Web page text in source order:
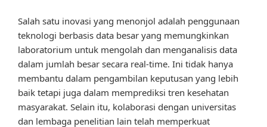
Salah satu inovasi yang menonjol adalah penggunaan
teknologi berbasis data besar yang memungkinkan
laboratorium untuk mengolah dan menganalisis data
dalam jumlah besar secara real-time. Ini tidak hanya
membantu dalam pengambilan keputusan yang lebih
baik tetapi juga dalam memprediksi tren kesehatan
masyarakat. Selain itu, kolaborasi dengan universitas
dan lembaga penelitian lain telah memperkuat